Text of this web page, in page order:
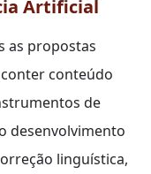
Artificial
as propostas
conteúdo
de
desenvolvimento
linguística,